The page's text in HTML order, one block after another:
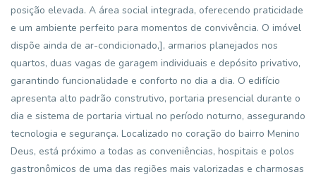
posição elevada. A área social integrada, oferecendo praticidade
e um ambiente perfeito para momentos de convivência. O imóvel
dispõe ainda de ar-condicionado,], armarios planejados nos
quartos, duas vagas de garagem individuais e depósito privativo,
garantindo funcionalidade e conforto no dia a dia. O edifício
apresenta alto padrão construtivo, portaria presencial durante o
dia e sistema de portaria virtual no período noturno, assegurando
tecnologia e segurança. Localizado no coração do bairro Menino
Deus, está próximo a todas as conveniências, hospitais e polos
gastronômicos de uma das regiões mais valorizadas e charmosas